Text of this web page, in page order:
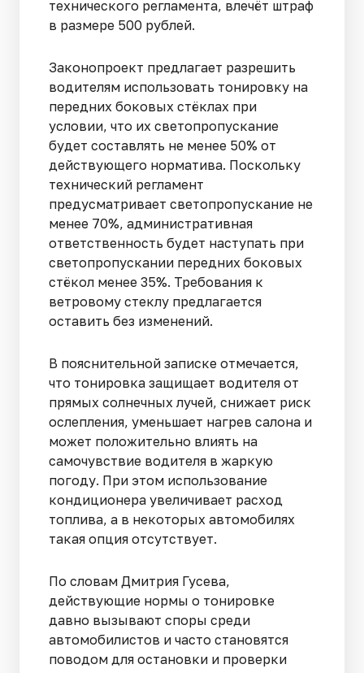
технического регламента, влечёт штраф
в размере 500 рублей.
Законопроект предлагает разрешить
водителям использовать тонировку на
передних боковых стёклах при
условии, что их светопропускание
будет составлять не менее 50% от
действующего норматива. Поскольку
технический регламент
предусматривает светопропускание не
менее 70%, административная
ответственность будет наступать при
светопропускании передних боковых
стёкол менее 35%. Требования к
ветровому стеклу предлагается
оставить без изменений.
В пояснительной записке отмечается,
что тонировка защищает водителя от
прямых солнечных лучей, снижает риск
ослепления, уменьшает нагрев салона и
может положительно влиять на
самочувствие водителя в жаркую
погоду. При этом использование
кондиционера увеличивает расход
топлива, а в некоторых автомобилях
такая опция отсутствует.
По словам Дмитрия Гусева,
действующие нормы о тонировке
давно вызывают споры среди
автомобилистов и часто становятся
поводом для остановки и проверки